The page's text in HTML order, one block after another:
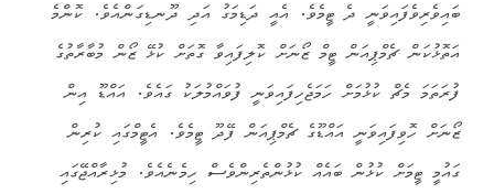
ބައިވެރިވެފައިވަނީ ދެ ޓީމެވެ. އެއީ ދަޑިމަގު އަދި ދޫނޑިގަންއެވެ. ކޮންމެ
އަތޮޅުކަން ޗެމްޕިއަން ޓީމް ޒޯނަށް ކޮލިފައިވާ ގޮތަށް ކުޅޭ ޒޯން މުބާރާތުގެ
ފުރަތަމަ މެޗް ކުޅުމަށް ހަމަޖެހިފައިވަނީ ފުވައްމުލަކު ގައެވެ. އައްޑޫ އިން
ޒޯނަށް ހޮވިފައިވަނީ އައްޑޫގެ ޗެމްޕިއަން ފޭދޫ ޓީމެވެ. އެޓީމްގައި ކުރިން
ގައުމީ ޓީމަށް ކުޅުން ބައެއް ކުޅުންތެރިންވެސް ހިމެނެއެވެ. މުޅިރާއްޖޭގައި